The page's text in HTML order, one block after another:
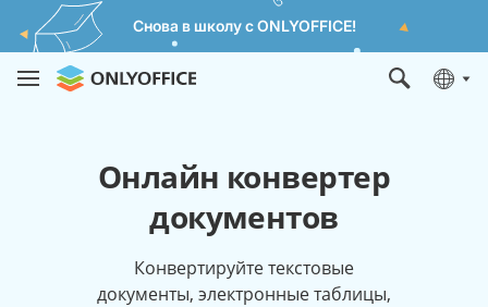
Снова в школу с ONLYOFFICE!
Онлайн конвертер
документов
Конвертируйте текстовые
документы, электронные таблицы,